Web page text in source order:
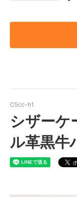
C5cc-h1
シザーケ
ル革黒牛